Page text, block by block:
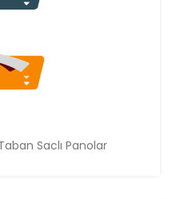
Saclı Panolar